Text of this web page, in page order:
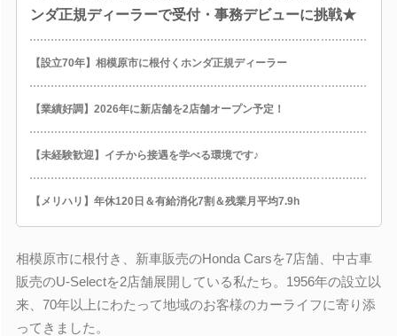
ンダ正規ディーラーで受付・事務デビューに挑戦★
【設立70年】相模原市に根付くホンダ正規ディーラー
【業績好調】2026年に新店舗を2店舗オープン予定！
【未経験歓迎】イチから接遇を学べる環境です♪
【メリハリ】年休120日＆有給消化7割＆残業月平均7.9h
相模原市に根付き、新車販売のHonda Carsを7店舗、中古車
販売のU-Selectを2店舗展開している私たち。1956年の設立以
来、70年以上にわたって地域のお客様のカーライフに寄り添
ってきました。